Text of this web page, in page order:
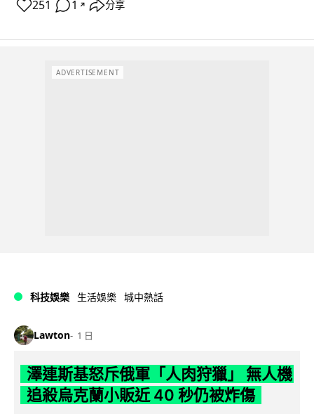
251 1 ↗ 分享
ADVERTISEMENT
科技娛樂 生活娛樂 城中熱話
Lawton 1 日
澤連斯基怒斥俄軍「人肉狩獵」 無人機
追殺烏克蘭小販近 40 秒仍被炸傷